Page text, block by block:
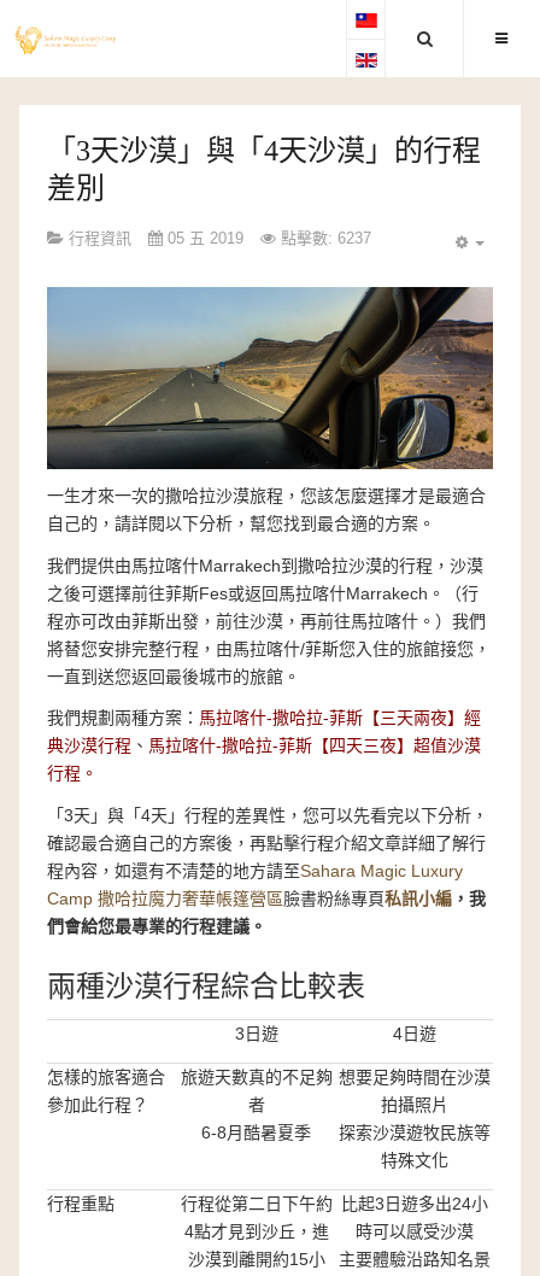
「3天沙漠」與「4天沙漠」的行程
差別
行程資訊 05 五 2019 點擊數: 6237
一生才來一次的撒哈拉沙漠旅程，您該怎麼選擇才是最適合
自己的，請詳閱以下分析，幫您找到最合適的方案。
我們提供由馬拉喀什Marrakech到撒哈拉沙漠的行程，沙漠
之後可選擇前往菲斯Fes或返回馬拉喀什Marrakech。（行
程亦可改由菲斯出發，前往沙漠，再前往馬拉喀什。）我們
將替您安排完整行程，由馬拉喀什/菲斯您入住的旅館接您，
一直到送您返回最後城市的旅館。
我們規劃兩種方案： 馬拉喀什-撒哈拉-菲斯【三天兩夜】經
典沙漠行程 、 馬拉喀什-撒哈拉-菲斯【四天三夜】超值沙漠
行程。
「3天」與「4天」行程的差異性，您可以先看完以下分析，
確認最合適自己的方案後，再點擊行程介紹文章詳細了解行
程內容，如還有不清楚的地方請至Sahara Magic Luxury
Camp 撒哈拉魔力奢華帳篷營區臉書粉絲專頁私訊小編 ，我
們會給您最專業的行程建議。
兩種沙漠行程綜合比較表
3日遊 4日遊
怎樣的旅客適合
參加此行程？
旅遊天數真的不足夠
者
6-8月酷暑夏季
想要足夠時間在沙漠
拍攝照片
探索沙漠遊牧民族等
特殊文化
行程重點
行程從第二日下午約
4點才見到沙丘，進
沙漠到離開約15小
比起3日遊多出24小
時可以感受沙漠
主要體驗沿路知名景